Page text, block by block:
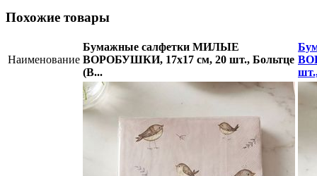
Похожие товары
Наименование
Бумажные салфетки МИЛЫЕ
ВОРОБУШКИ, 17х17 см, 20 шт., Больтце
(B...